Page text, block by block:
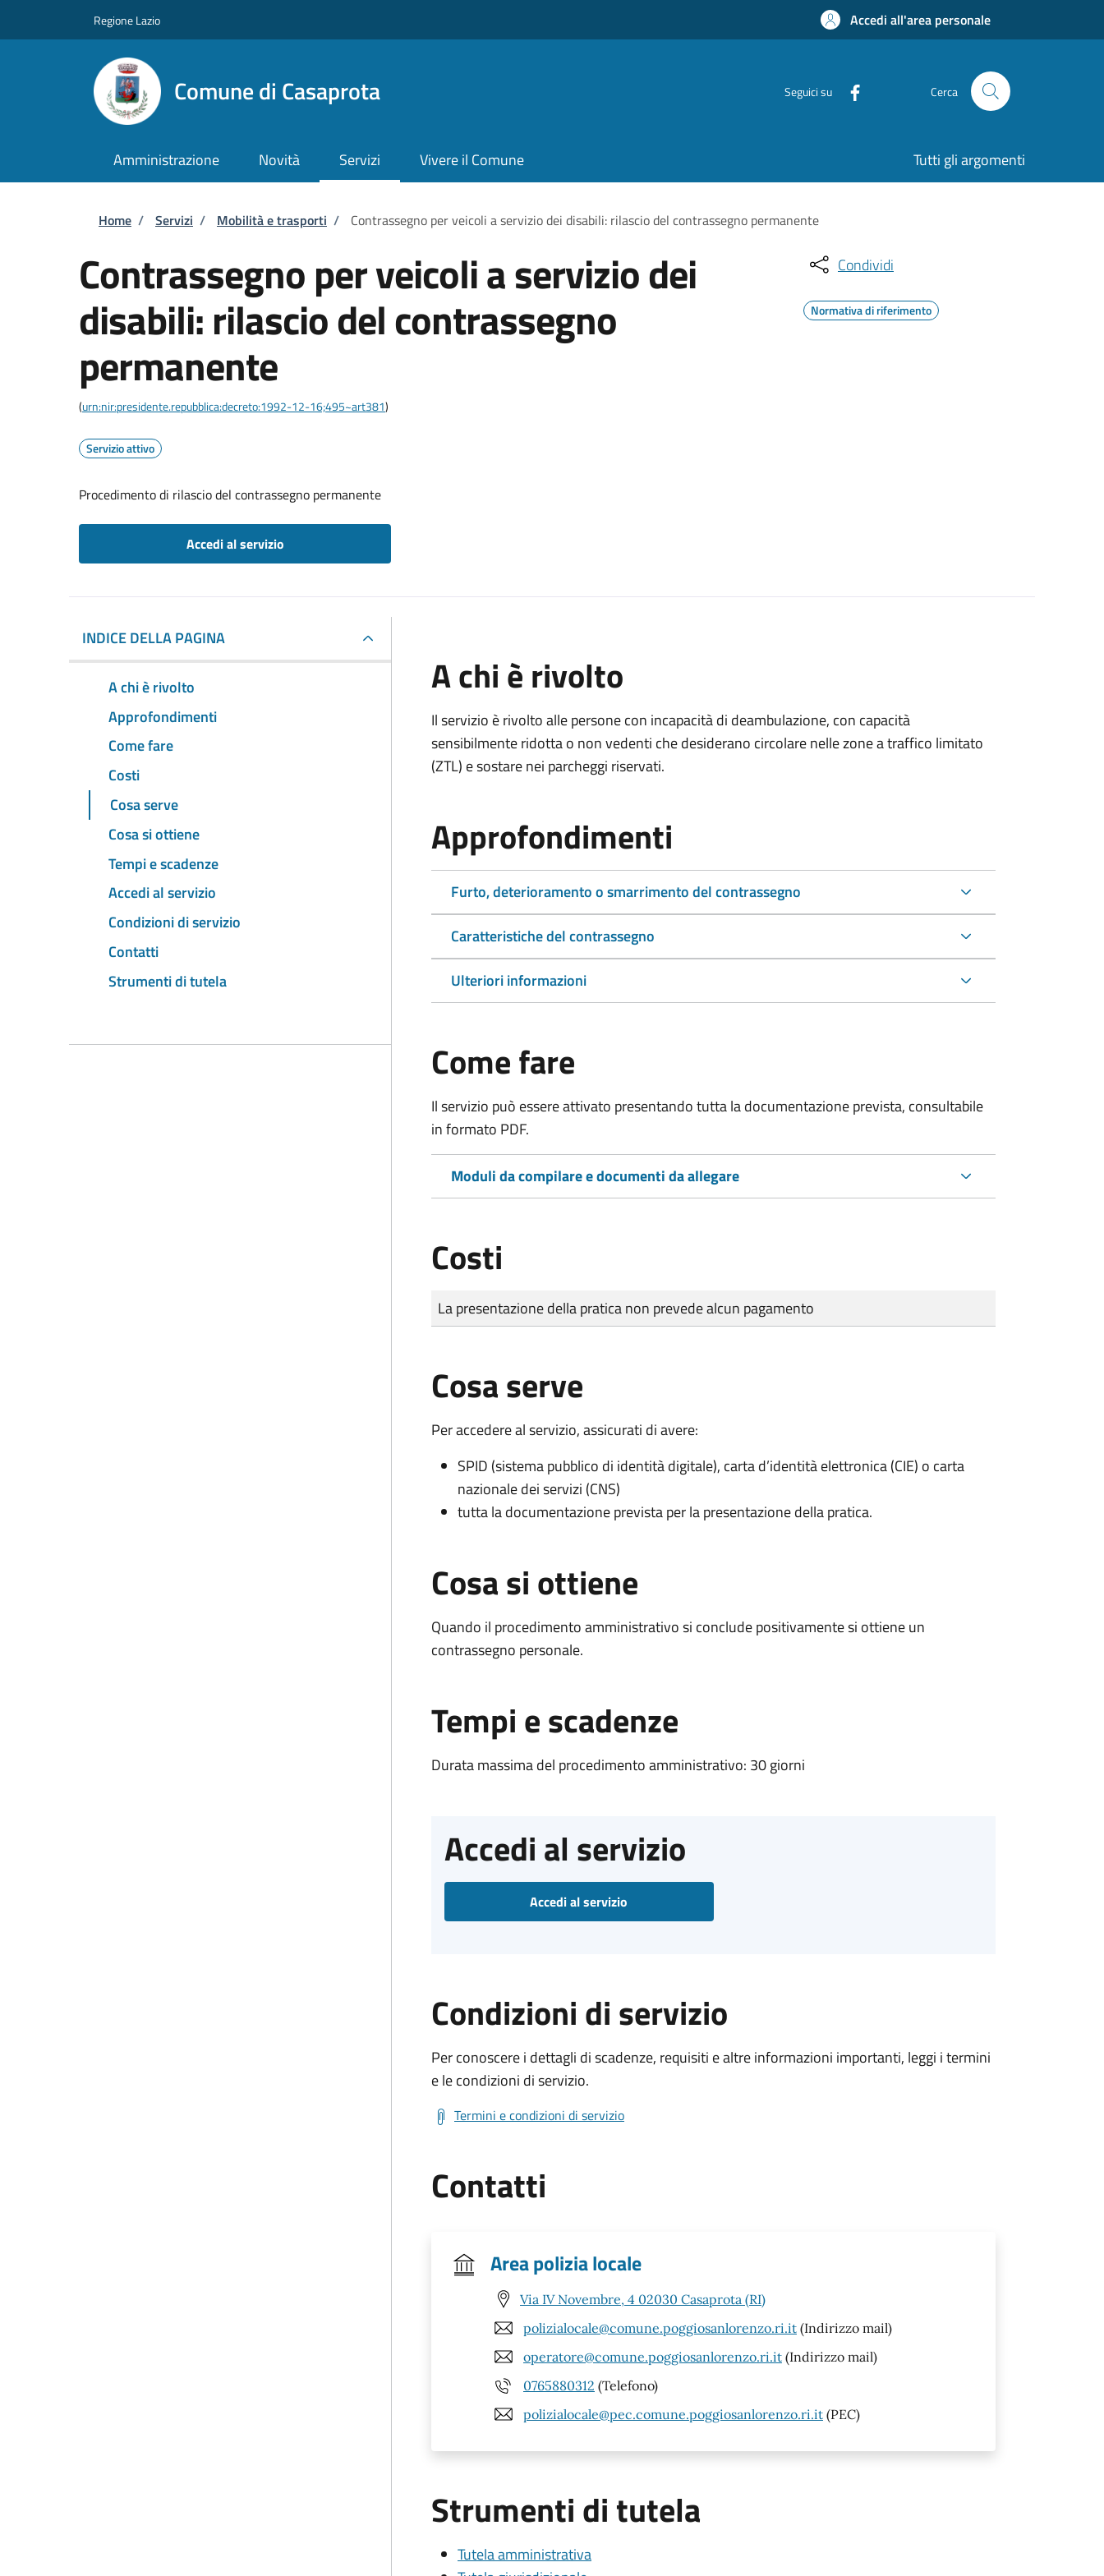
Regione Lazio Accedi all'area personale
Comune di Casaprota Seguici su Cerca
Amministrazione Novità Servizi Vivere il Comune Tutti gli argomenti
Briciole di pane
Home / Servizi / Mobilità e trasporti / Contrassegno per veicoli a servizio dei disabili: rilascio del contrassegno permanente
Contrassegno per veicoli a servizio dei
disabili: rilascio del contrassegno
permanente
(urn:nir:presidente.repubblica:decreto:1992-12-16;495~art381)
Servizio attivo
Procedimento di rilascio del contrassegno permanente
Accedi al servizio
Condividi
Normativa di riferimento
INDICE DELLA PAGINA
A chi è rivolto
Approfondimenti
Come fare
Costi
Cosa serve
Cosa si ottiene
Tempi e scadenze
Accedi al servizio
Condizioni di servizio
Contatti
Strumenti di tutela
A chi è rivolto
Il servizio è rivolto alle persone con incapacità di deambulazione, con capacità
sensibilmente ridotta o non vedenti che desiderano circolare nelle zone a traffico limitato
(ZTL) e sostare nei parcheggi riservati.
Approfondimenti
Furto, deterioramento o smarrimento del contrassegno
Caratteristiche del contrassegno
Ulteriori informazioni
Come fare
Il servizio può essere attivato presentando tutta la documentazione prevista, consultabile
in formato PDF.
Moduli da compilare e documenti da allegare
Costi
Tipo di pagamento
Importo
La presentazione della pratica non prevede alcun pagamento
Cosa serve
Per accedere al servizio, assicurati di avere:
SPID (sistema pubblico di identità digitale), carta d’identità elettronica (CIE) o carta
nazionale dei servizi (CNS)
tutta la documentazione prevista per la presentazione della pratica.
Cosa si ottiene
Quando il procedimento amministrativo si conclude positivamente si ottiene un
contrassegno personale.
Tempi e scadenze
Durata massima del procedimento amministrativo: 30 giorni
Accedi al servizio
Accedi al servizio
Condizioni di servizio
Per conoscere i dettagli di scadenze, requisiti e altre informazioni importanti, leggi i termini
e le condizioni di servizio.
Termini e condizioni di servizio
Contatti
Area polizia locale
Via IV Novembre, 4 02030 Casaprota (RI)
polizialocale@comune.poggiosanlorenzo.ri.it (Indirizzo mail)
operatore@comune.poggiosanlorenzo.ri.it (Indirizzo mail)
0765880312 (Telefono)
polizialocale@pec.comune.poggiosanlorenzo.ri.it (PEC)
Strumenti di tutela
Tutela amministrativa